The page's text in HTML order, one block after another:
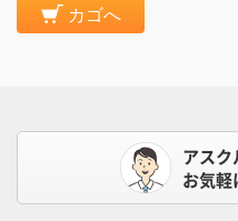
カゴへ
アスク
お気軽